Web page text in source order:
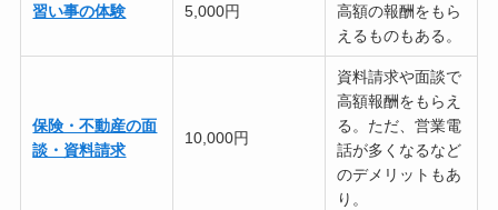
習い事の体験 5,000円
高額の報酬をもら
えるものもある。
保険・不動産の面
談・資料請求
10,000円
資料請求や面談で
高額報酬をもらえ
る。ただ、営業電
話が多くなるなど
のデメリットもあ
り。